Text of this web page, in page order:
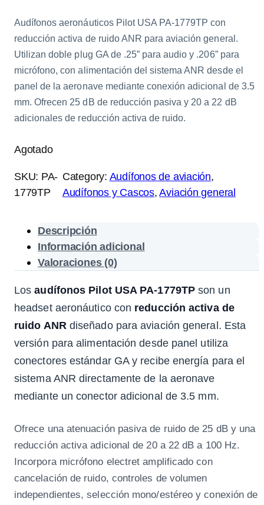
Audífonos aeronáuticos Pilot USA PA-1779TP con
reducción activa de ruido ANR para aviación general.
Utilizan doble plug GA de .25” para audio y .206” para
micrófono, con alimentación del sistema ANR desde el
panel de la aeronave mediante conexión adicional de 3.5
mm. Ofrecen 25 dB de reducción pasiva y 20 a 22 dB
adicionales de reducción activa de ruido.
Agotado
SKU: PA-
1779TP
Category: Audífonos de aviación
Audífonos y Cascos, Aviación general
Descripción
Información adicional
Valoraciones (0)
Losaudífonos Pilot USA PA-1779TP son un
headset aeronáutico con reducción activa de
ruido ANRdiseñado para aviación general. Esta
versión para alimentación desde panel utiliza
conectores estándar GA y recibe energía para el
sistema ANR directamente de la aeronave
mediante un conector adicional de 3.5 mm.
Ofrece una atenuación pasiva de ruido de 25 dB y una
reducción activa adicional de 20 a 22 dB a 100 Hz.
Incorpora micrófono electret amplificado con
cancelación de ruido, controles de volumen
independientes, selección mono/estéreo y conexión de